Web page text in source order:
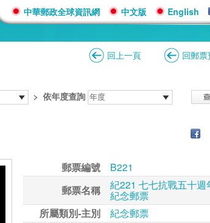
中華郵政全球資訊網 中文版 English
回上一頁 回郵
> 依年度查詢
郵票編號
B221
郵票名稱
紀221 七七抗戰五十週
紀念郵票
所屬類別-主別
紀念郵票